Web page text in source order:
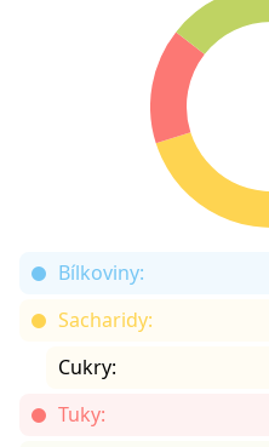
Bílkoviny:
Sacharidy:
Cukry:
Tuky: